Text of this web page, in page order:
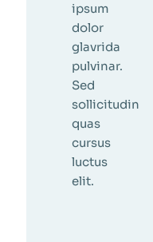
ipsum
dolor
glavrida
pulvinar.
Sed
sollicitudin
quas
cursus
luctus
elit.